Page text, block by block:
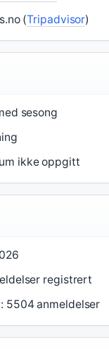
(Tripadvisor)
sesong
ikke oppgitt
registrert
5504 anmeldelser